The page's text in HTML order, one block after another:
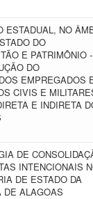
ESTADUAL, NO
DO
E PATRIMÔNIO -
DO
EMPREGADOS
CIVIS E
E INDIRETA
DE
INTENCIONAIS
DE ESTADO DA
DE ALAGOAS